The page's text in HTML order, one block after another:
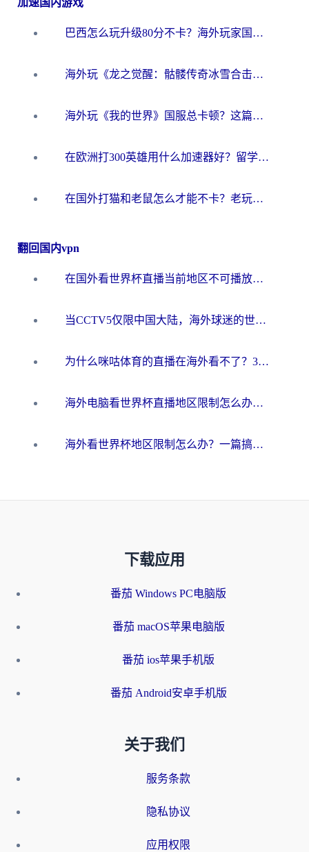
加速国内游戏
巴西怎么玩升级80分不卡？海外玩家国服游戏加速器终极指南（附避坑技巧）
海外玩《龙之觉醒：骷髅传奇冰雪合击》延迟高？这篇指南帮你解决卡顿烦恼！
海外玩《我的世界》国服总卡顿？这篇我的世界游戏加速器指南帮你解决所有问题
在欧洲打300英雄用什么加速器好？留学生亲测有效的解决方案来了
在国外打猫和老鼠怎么才能不卡？老玩家亲测的终极加速指南
翻回国内vpn
在国外看世界杯直播当前地区不可播放？海外党必看的回国加速全攻略
当CCTV5仅限中国大陆，海外球迷的世界杯狂欢如何继续？
为什么咪咕体育的直播在海外看不了？3步解决海外看世界杯+抖音地区限制难题
海外电脑看世界杯直播地区限制怎么办？你需要一个聪明的加速器
海外看世界杯地区限制怎么办？一篇搞定咪咕视频播放+国内资源无缝访问指南
下载应用
番茄 Windows PC电脑版
番茄 macOS苹果电脑版
番茄 ios苹果手机版
番茄 Android安卓手机版
关于我们
服务条款
隐私协议
应用权限